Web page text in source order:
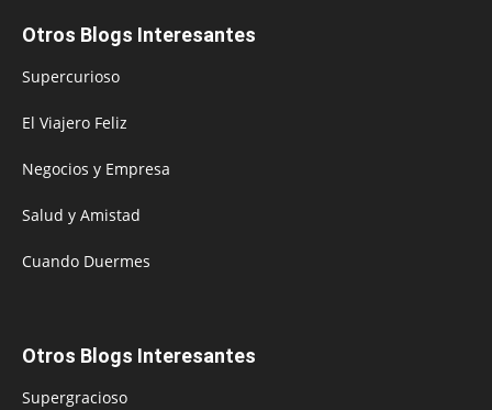
Otros Blogs Interesantes
Supercurioso
El Viajero Feliz
Negocios y Empresa
Salud y Amistad
Cuando Duermes
Otros Blogs Interesantes
Supergracioso